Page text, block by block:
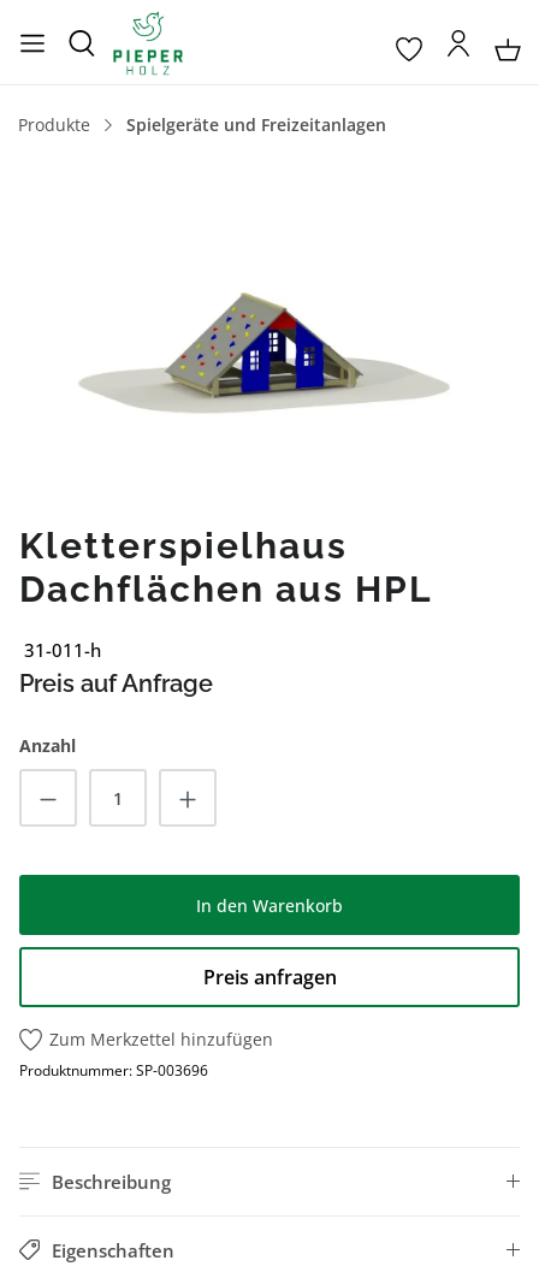
Produkte Spielgeräte und Freizeitanlagen
Kletterspielhaus
Dachflächen aus HPL
31-011-h
Preis auf Anfrage
Anzahl
Produkt Anzahl: Gib den gewünschten
In den Warenkorb
Preis anfragen
Zum Merkzettel hinzufügen
Produktnummer:SP-003696
Beschreibung
Eigenschaften